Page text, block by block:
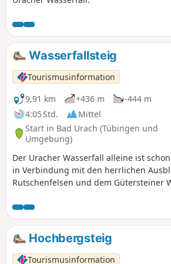
Wasserfallsteig
Tourismusinformation
9,91 km
+436 m
-444 m
4:05 Std.
Mittel
Start in Bad Urach (Tübingen und
Umgebung)
Der Uracher Wasserfall alleine ist
in Verbindung mit den herrlichen
Rutschenfelsen und dem Gütersteiner
auf abwechslungsreichen Pfaden durch
Landschaft des UNESCO-
Alb zu zwei beeindruckenden
in eine Art Urwald, der uns die kleinen
aufzeigt. Auf steilem Pfad führt er die
Hochbergsteig
Tourismusinformation